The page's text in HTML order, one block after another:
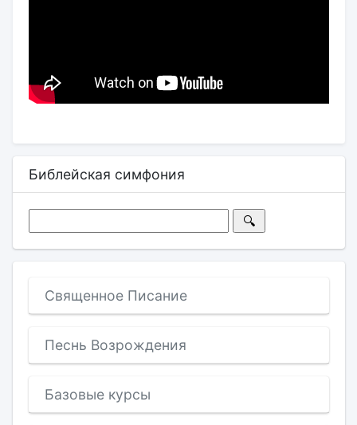
Библейская симфония
Священное Писание
Песнь Возрождения
Базовые курсы